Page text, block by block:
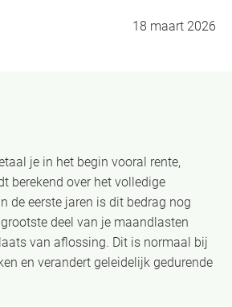
18 maart 2026
je in het begin vooral rente,
berekend over het volledige
de eerste jaren is dit bedrag nog
deel van je maandlasten
van aflossing. Dit is normaal bij
en verandert geleidelijk gedurende